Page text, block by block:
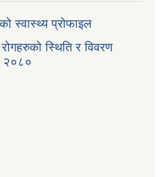
स्वास्थ्य प्रोफाइल
स्थिति र विवरण
२०८०